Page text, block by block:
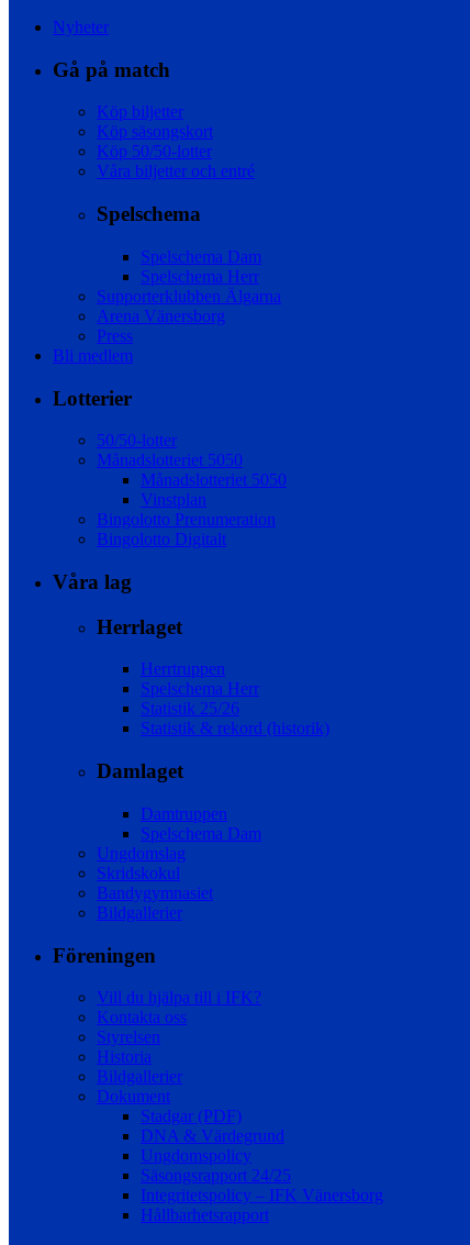
Nyheter
Gå på match
Köp biljetter
Köp säsongskort
Köp 50/50-lotter
Våra biljetter och entré
Spelschema
Spelschema Dam
Spelschema Herr
Supporterklubben Älgarna
Arena Vänersborg
Press
Bli medlem
Lotterier
50/50-lotter
Månadslotteriet 5050
Månadslotteriet 5050
Vinstplan
Bingolotto Prenumeration
Bingolotto Digitalt
Våra lag
Herrlaget
Herrtruppen
Spelschema Herr
Statistik 25/26
Statistik & rekord (historik)
Damlaget
Damtruppen
Spelschema Dam
Ungdomslag
Skridskokul
Bandygymnasiet
Bildgallerier
Föreningen
Vill du hjälpa till i IFK?
Kontakta oss
Styrelsen
Historia
Bildgallerier
Dokument
Stadgar (PDF)
DNA & Värdegrund
Ungdomspolicy
Säsongsrapport 24/25
Integritetspolicy – IFK Vänersborg
Hållbarhetsrapport